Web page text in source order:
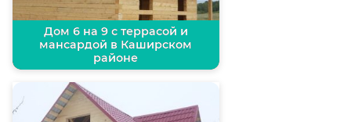
Дом 6 на 9 с террасой и
мансардой в Каширском
районе